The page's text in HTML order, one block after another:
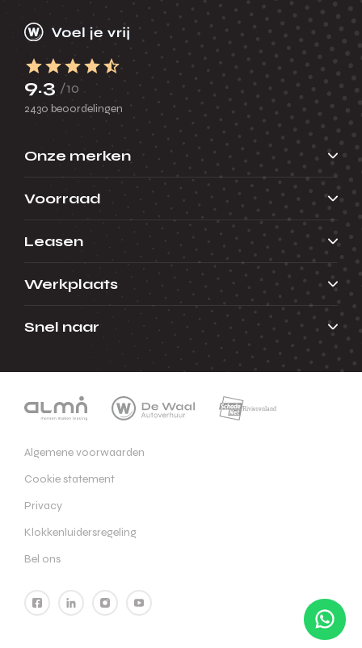
9.3 /10
2430 beoordelingen
Onze merken
Voorraad
Leasen
Werkplaats
Snel naar
Algemene voorwaarden
Cookie statement
Privacy
Klokkenluidersregeling
Bel ons